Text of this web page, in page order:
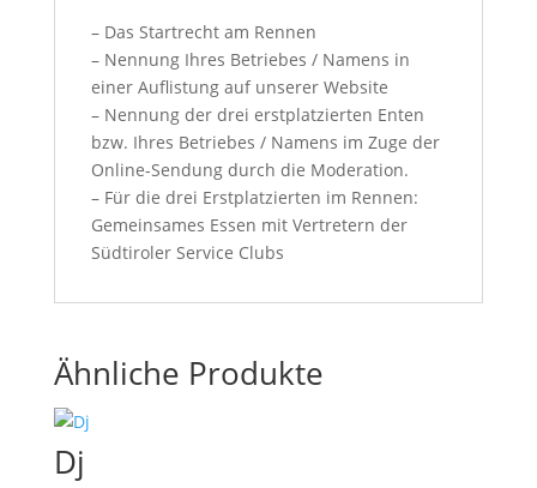
– Das Startrecht am Rennen
– Nennung Ihres Betriebes / Namens in
einer Auflistung auf unserer Website
– Nennung der drei erstplatzierten Enten
bzw. Ihres Betriebes / Namens im Zuge der
Online-Sendung durch die Moderation.
– Für die drei Erstplatzierten im Rennen:
Gemeinsames Essen mit Vertretern der
Südtiroler Service Clubs
Ähnliche Produkte
Dj